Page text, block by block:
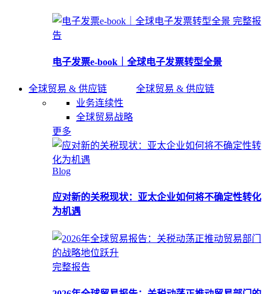
完整报
告
电子发票e-book｜全球电子发票转型全景
全球贸易 & 供应链
全球贸易 & 供应链
业务连续性
全球贸易战略
更多
Blog
应对新的关税现状：亚太企业如何将不确定性转化
为机遇
完整报告